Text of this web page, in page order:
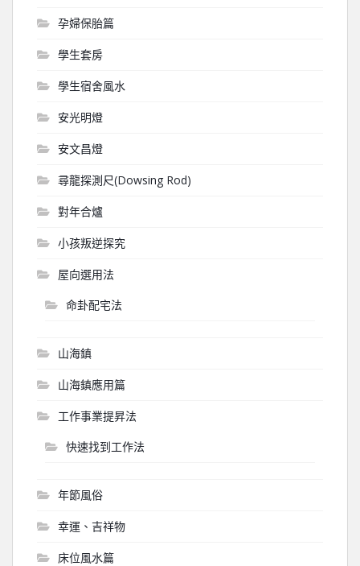
孕婦保胎篇
學生套房
學生宿舍風水
安光明燈
安文昌燈
尋龍探測尺(Dowsing Rod)
對年合爐
小孩叛逆探究
屋向選用法
命卦配宅法
山海鎮
山海鎮應用篇
工作事業提昇法
快速找到工作法
年節風俗
幸運、吉祥物
床位風水篇